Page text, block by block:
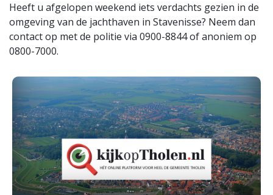
Heeft u afgelopen weekend iets verdachts gezien in de
omgeving van de jachthaven in Stavenisse? Neem dan
contact op met de politie via 0900-8844 of anoniem op
0800-7000.